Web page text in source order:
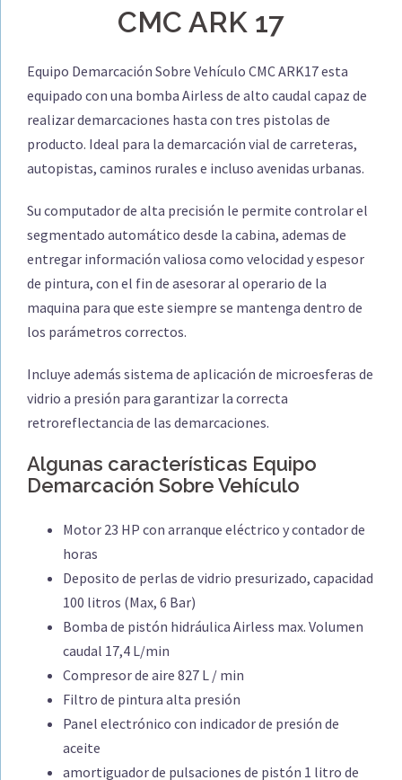
CMC ARK 17
Equipo Demarcación Sobre Vehículo CMC ARK17 esta
equipado con una bomba Airless de alto caudal capaz de
realizar demarcaciones hasta con tres pistolas de
producto. Ideal para la demarcación vial de carreteras,
autopistas, caminos rurales e incluso avenidas urbanas.
Su computador de alta precisión le permite controlar el
segmentado automático desde la cabina, ademas de
entregar información valiosa como velocidad y espesor
de pintura, con el fin de asesorar al operario de la
maquina para que este siempre se mantenga dentro de
los parámetros correctos.
Incluye además sistema de aplicación de microesferas de
vidrio a presión para garantizar la correcta
retroreflectancia de las demarcaciones.
Algunas características Equipo
Demarcación Sobre Vehículo
Motor 23 HP con arranque eléctrico y contador de
horas
Deposito de perlas de vidrio presurizado, capacidad
100 litros (Max, 6 Bar)
Bomba de pistón hidráulica Airless max. Volumen
caudal 17,4 L/min
Compresor de aire 827 L / min
Filtro de pintura alta presión
Panel electrónico con indicador de presión de
aceite
amortiguador de pulsaciones de pistón 1 litro de